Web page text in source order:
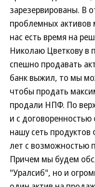
зарезервированы. В
проблемных активов
нас есть время на
Николаю Цветкову в
спешно продавать
банк выжил, то мы
чтобы продать
продали НПФ. По
и с
нашу сеть
лет с возможностью
Причем мы будем
"Уралсиб", но и